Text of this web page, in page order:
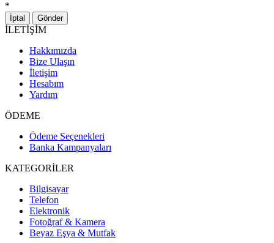
*
İptal Gönder
İLETİŞİM
Hakkımızda
Bize Ulaşın
İletişim
Hesabım
Yardım
ÖDEME
Ödeme Seçenekleri
Banka Kampanyaları
KATEGORİLER
Bilgisayar
Telefon
Elektronik
Fotoğraf & Kamera
Beyaz Eşya & Mutfak